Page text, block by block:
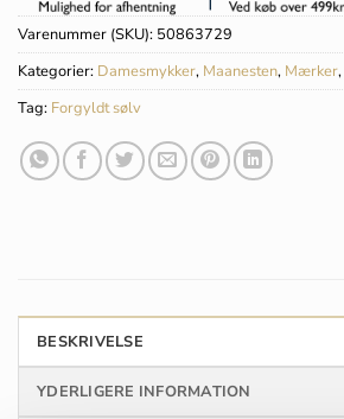
Varenummer (SKU): 50863729
Kategorier: Damesmykker, Maanesten, Mærker,
Tag: Forgyldt sølv
BESKRIVELSE
YDERLIGERE INFORMATION